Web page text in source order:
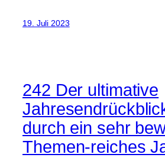
19. Juli 2023
242 Der ultimative
durch ein sehr
Themen-reiches